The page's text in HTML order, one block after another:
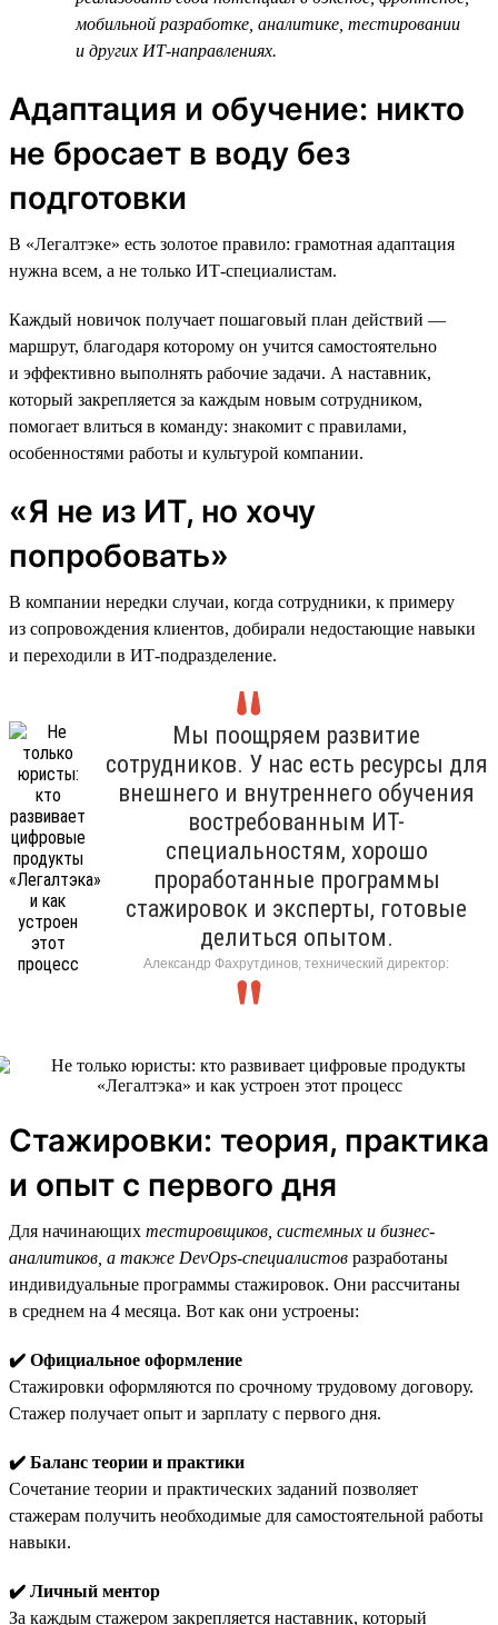
мобильной разработке, аналитике, тестировании
и других ИТ-направлениях.
Адаптация и обучение: никто
не бросает в воду без
подготовки
В «Легалтэке» есть золотое правило: грамотная адаптация
нужна всем, а не только ИТ-специалистам.
Каждый новичок получает пошаговый план действий —
маршрут, благодаря которому он учится самостоятельно
и эффективно выполнять рабочие задачи. А наставник,
который закрепляется за каждым новым сотрудником,
помогает влиться в команду: знакомит с правилами,
особенностями работы и культурой компании.
«Я не из ИТ, но хочу
попробовать»
В компании нередки случаи, когда сотрудники, к примеру
из сопровождения клиентов, добирали недостающие навыки
и переходили в ИТ-подразделение.
Мы поощряем развитие
сотрудников. У нас есть ресурсы для
внешнего и внутреннего обучения
востребованным ИТ-
специальностям, хорошо
проработанные программы
стажировок и эксперты, готовые
делиться опытом.
Александр Фахрутдинов, технический директор:
Стажировки: теория, практика
и опыт с первого дня
Для начинающих тестировщиков, системных и бизнес-
аналитиков, а также DevOps-специалистов разработаны
индивидуальные программы стажировок. Они рассчитаны
в среднем на 4 месяца. Вот как они устроены:
✔️ Официальное оформление
Стажировки оформляются по срочному трудовому договору.
Стажер получает опыт и зарплату с первого дня.
✔️ Баланс теории и практики
Сочетание теории и практических заданий позволяет
стажерам получить необходимые для самостоятельной работы
навыки.
✔️ Личный ментор
За каждым стажером закрепляется наставник, который